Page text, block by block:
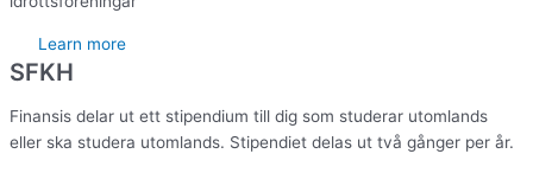
Learn more
SFKH
Finansis delar ut ett stipendium till dig som studerar utomlands
eller ska studera utomlands. Stipendiet delas ut två gånger per år.